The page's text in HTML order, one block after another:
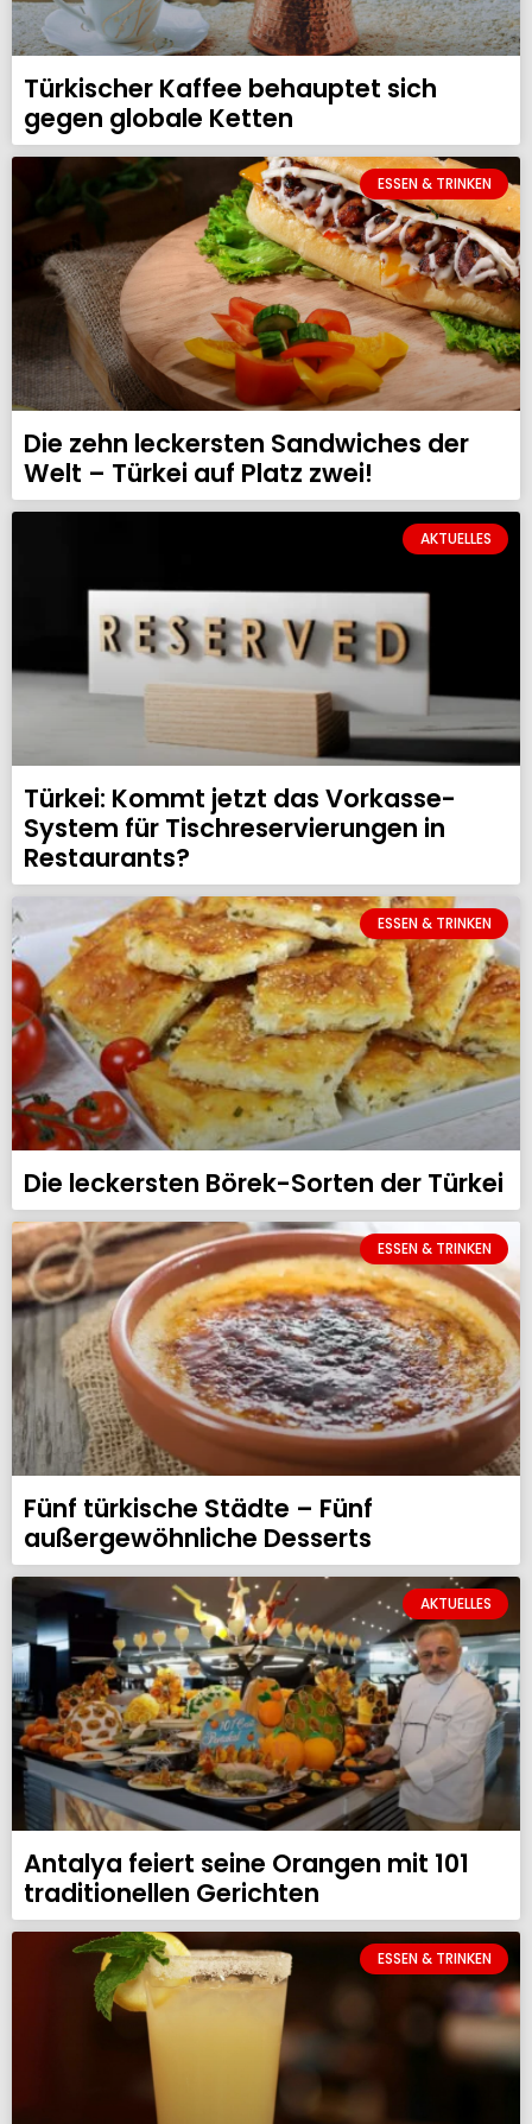
Türkischer Kaffee behauptet sich
gegen globale Ketten
ESSEN & TRINKEN
Die zehn leckersten Sandwiches der
Welt – Türkei auf Platz zwei!
AKTUELLES
Türkei: Kommt jetzt das Vorkasse-
System für Tischreservierungen in
Restaurants?
ESSEN & TRINKEN
Die leckersten Börek-Sorten der Türkei
ESSEN & TRINKEN
Fünf türkische Städte – Fünf
außergewöhnliche Desserts
AKTUELLES
Antalya feiert seine Orangen mit 101
traditionellen Gerichten
ESSEN & TRINKEN